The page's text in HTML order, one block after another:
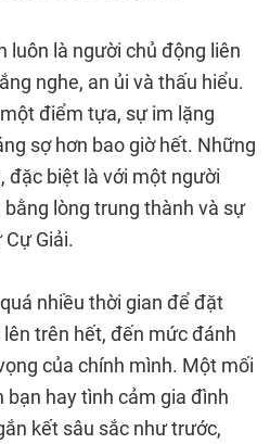
luôn là người chủ động liên
nghe, an ủi và thấu hiểu.
điểm tựa, sự im lặng
sợ hơn bao giờ hết. Những
đặc biệt là với một người
bằng lòng trung thành và sự
Giải.
nhiều thời gian để đặt
trên hết, đến mức đánh
của chính mình. Một mối
hay tình cảm gia đình
kết sâu sắc như trước,